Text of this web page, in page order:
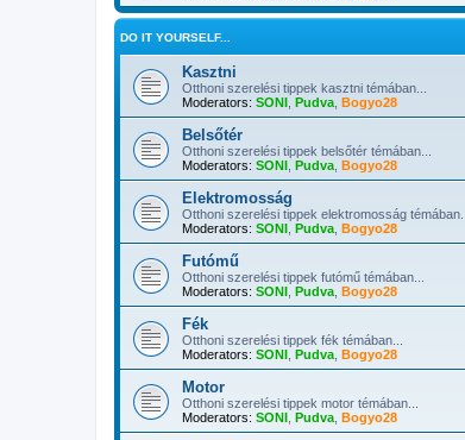
DO IT YOURSELF...
Kasztni
Otthoni szerelési tippek kasztni témában...
Moderators: SONI Pudva Bogyo28
Belsőtér
Otthoni szerelési tippek belsőtér témában...
Moderators: SONI Pudva Bogyo28
Elektromosság
Otthoni szerelési tippek elektromosság témában...
Moderators: SONI Pudva Bogyo28
Futómű
Otthoni szerelési tippek futómű témában...
Moderators: SONI Pudva Bogyo28
Fék
Otthoni szerelési tippek fék témában...
Moderators: SONI Pudva Bogyo28
Motor
Otthoni szerelési tippek motor témában...
Moderators: SONI Pudva Bogyo28